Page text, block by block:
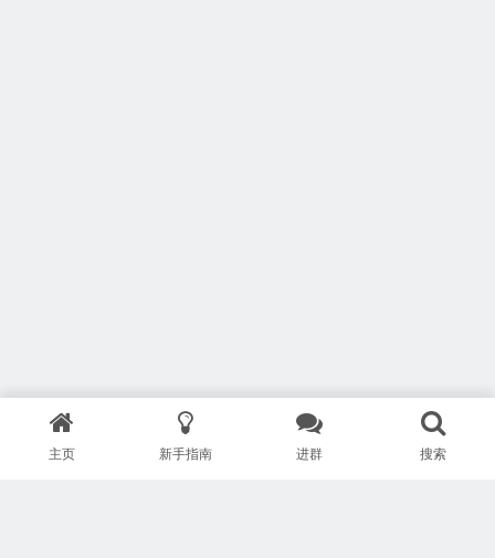
主页 新手指南 进群 搜索